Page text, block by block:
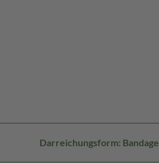
Darreichungsform: Bandage